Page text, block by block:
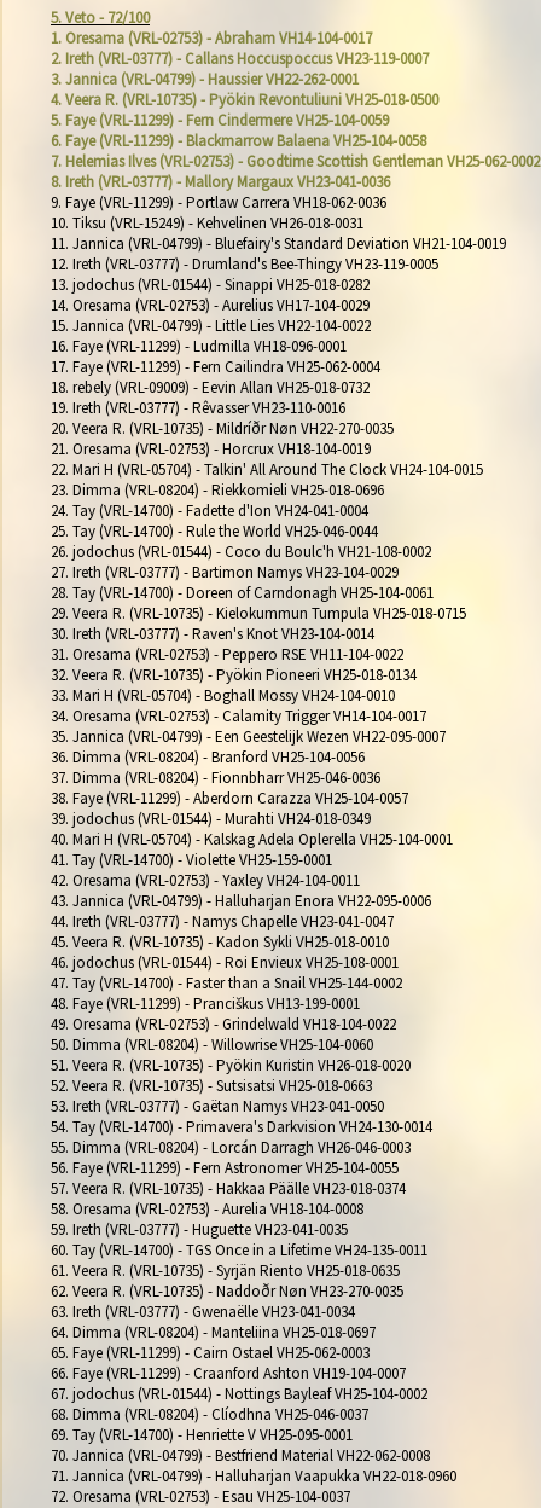
5. Veto - 72/100
1. Oresama (VRL-02753) - Abraham VH14-104-0017
2. Ireth (VRL-03777) - Callans Hoccuspoccus VH23-119-0007
3. Jannica (VRL-04799) - Haussier VH22-262-0001
4. Veera R. (VRL-10735) - Pyökin Revontuliuni VH25-018-0500
5. Faye (VRL-11299) - Fern Cindermere VH25-104-0059
6. Faye (VRL-11299) - Blackmarrow Balaena VH25-104-0058
7. Helemias Ilves (VRL-02753) - Goodtime Scottish Gentleman VH25-062-0002
8. Ireth (VRL-03777) - Mallory Margaux VH23-041-0036
9. Faye (VRL-11299) - Portlaw Carrera VH18-062-0036
10. Tiksu (VRL-15249) - Kehvelinen VH26-018-0031
11. Jannica (VRL-04799) - Bluefairy's Standard Deviation VH21-104-0019
12. Ireth (VRL-03777) - Drumland's Bee-Thingy VH23-119-0005
13. jodochus (VRL-01544) - Sinappi VH25-018-0282
14. Oresama (VRL-02753) - Aurelius VH17-104-0029
15. Jannica (VRL-04799) - Little Lies VH22-104-0022
16. Faye (VRL-11299) - Ludmilla VH18-096-0001
17. Faye (VRL-11299) - Fern Cailindra VH25-062-0004
18. rebely (VRL-09009) - Eevin Allan VH25-018-0732
19. Ireth (VRL-03777) - Rêvasser VH23-110-0016
20. Veera R. (VRL-10735) - Mildríðr Nøn VH22-270-0035
21. Oresama (VRL-02753) - Horcrux VH18-104-0019
22. Mari H (VRL-05704) - Talkin' All Around The Clock VH24-104-0015
23. Dimma (VRL-08204) - Riekkomieli VH25-018-0696
24. Tay (VRL-14700) - Fadette d'Ion VH24-041-0004
25. Tay (VRL-14700) - Rule the World VH25-046-0044
26. jodochus (VRL-01544) - Coco du Boulc'h VH21-108-0002
27. Ireth (VRL-03777) - Bartimon Namys VH23-104-0029
28. Tay (VRL-14700) - Doreen of Carndonagh VH25-104-0061
29. Veera R. (VRL-10735) - Kielokummun Tumpula VH25-018-0715
30. Ireth (VRL-03777) - Raven's Knot VH23-104-0014
31. Oresama (VRL-02753) - Peppero RSE VH11-104-0022
32. Veera R. (VRL-10735) - Pyökin Pioneeri VH25-018-0134
33. Mari H (VRL-05704) - Boghall Mossy VH24-104-0010
34. Oresama (VRL-02753) - Calamity Trigger VH14-104-0017
35. Jannica (VRL-04799) - Een Geestelijk Wezen VH22-095-0007
36. Dimma (VRL-08204) - Branford VH25-104-0056
37. Dimma (VRL-08204) - Fionnbharr VH25-046-0036
38. Faye (VRL-11299) - Aberdorn Carazza VH25-104-0057
39. jodochus (VRL-01544) - Murahti VH24-018-0349
40. Mari H (VRL-05704) - Kalskag Adela Oplerella VH25-104-0001
41. Tay (VRL-14700) - Violette VH25-159-0001
42. Oresama (VRL-02753) - Yaxley VH24-104-0011
43. Jannica (VRL-04799) - Halluharjan Enora VH22-095-0006
44. Ireth (VRL-03777) - Namys Chapelle VH23-041-0047
45. Veera R. (VRL-10735) - Kadon Sykli VH25-018-0010
46. jodochus (VRL-01544) - Roi Envieux VH25-108-0001
47. Tay (VRL-14700) - Faster than a Snail VH25-144-0002
48. Faye (VRL-11299) - Pranciškus VH13-199-0001
49. Oresama (VRL-02753) - Grindelwald VH18-104-0022
50. Dimma (VRL-08204) - Willowrise VH25-104-0060
51. Veera R. (VRL-10735) - Pyökin Kuristin VH26-018-0020
52. Veera R. (VRL-10735) - Sutsisatsi VH25-018-0663
53. Ireth (VRL-03777) - Gaëtan Namys VH23-041-0050
54. Tay (VRL-14700) - Primavera's Darkvision VH24-130-0014
55. Dimma (VRL-08204) - Lorcán Darragh VH26-046-0003
56. Faye (VRL-11299) - Fern Astronomer VH25-104-0055
57. Veera R. (VRL-10735) - Hakkaa Päälle VH23-018-0374
58. Oresama (VRL-02753) - Aurelia VH18-104-0008
59. Ireth (VRL-03777) - Huguette VH23-041-0035
60. Tay (VRL-14700) - TGS Once in a Lifetime VH24-135-0011
61. Veera R. (VRL-10735) - Syrjän Riento VH25-018-0635
62. Veera R. (VRL-10735) - Naddoðr Nøn VH23-270-0035
63. Ireth (VRL-03777) - Gwenaëlle VH23-041-0034
64. Dimma (VRL-08204) - Manteliina VH25-018-0697
65. Faye (VRL-11299) - Cairn Ostael VH25-062-0003
66. Faye (VRL-11299) - Craanford Ashton VH19-104-0007
67. jodochus (VRL-01544) - Nottings Bayleaf VH25-104-0002
68. Dimma (VRL-08204) - Clíodhna VH25-046-0037
69. Tay (VRL-14700) - Henriette V VH25-095-0001
70. Jannica (VRL-04799) - Bestfriend Material VH22-062-0008
71. Jannica (VRL-04799) - Halluharjan Vaapukka VH22-018-0960
72. Oresama (VRL-02753) - Esau VH25-104-0037